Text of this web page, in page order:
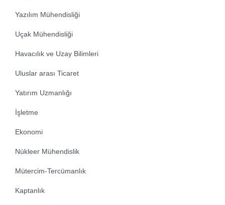
Yazılım Mühendisliği
Uçak Mühendisliği
Havacılık ve Uzay Bilimleri
Uluslar arası Ticaret
Yatırım Uzmanlığı
İşletme
Ekonomi
Nükleer Mühendislik
Mütercim-Tercümanlık
Kaptanlık